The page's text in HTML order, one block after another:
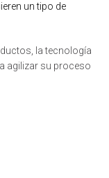
un tipo de
la tecnología
agilizar su proceso